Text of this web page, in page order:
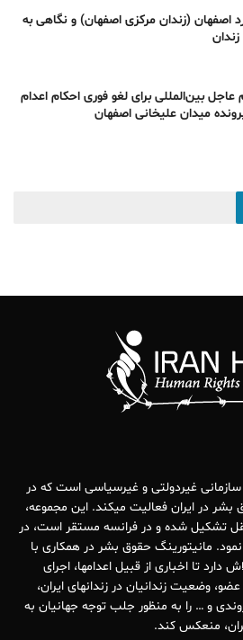
اصفهان (زندان مرکزی اصفهان) و نگاهی به
بین‌المللی برای لغو فوری احکام اعدام
سازمانی غیردولتی و غیرسیاسی است که در
در ایران فعالیت میکند. این مجموعه،
تشکیل شده و در فرانسه مستقر است، در
آغاز نمود. مانیتورینگ حقوق بشر در همکاری با
تا اخباری از قبیل اعدامها، اجرای
وضعیت زندانیان در زندانهای ایران،
و … را به منظور جلب توجه جهانیان به
منعکس کند.